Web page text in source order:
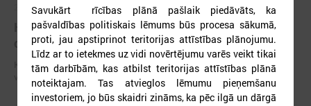
2025. gada 27. novembris
Komitejā iekšlietu ministru aicina pilnveidot
civilās aizsardzības vadlīnijas
Komitejā iekšlietu ministru aicina pilnveidot civilās aizsardzības
vadlīnijas
Savukārt rīcības plānā pašlaik piedāvāts, ka
pašvaldības politiskais lēmums būs procesa sākumā,
proti, jau apstiprinot teritorijas attīstības plānojumu.
Līdz ar to ietekmes uz vidi novērtējumu varēs veikt tikai
tām darbībām, kas atbilst teritorijas attīstības plānā
noteiktajam. Tas atvieglos lēmumu pieņemšanu
investoriem, jo būs skaidri zināms, ka pēc ilgā un dārgā